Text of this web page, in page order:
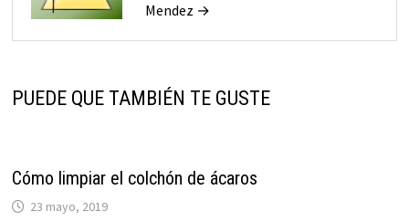
Mendez →
PUEDE QUE TAMBIÉN TE GUSTE
Cómo limpiar el colchón de ácaros
23 mayo, 2019